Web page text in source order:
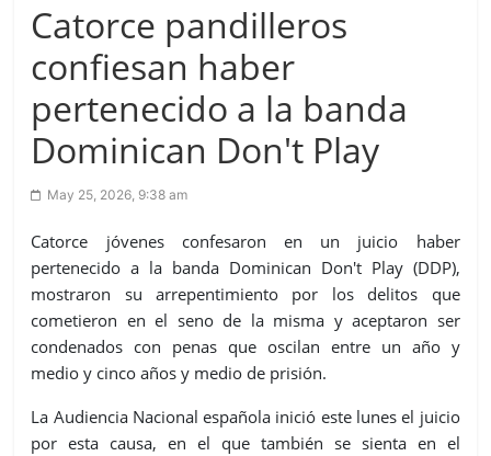
Catorce pandilleros
confiesan haber
pertenecido a la banda
Dominican Don't Play
May 25, 2026, 9:38 am
Catorce jóvenes confesaron en un juicio haber
pertenecido a la banda Dominican Don't Play (DDP),
mostraron su arrepentimiento por los delitos que
cometieron en el seno de la misma y aceptaron ser
condenados con penas que oscilan entre un año y
medio y cinco años y medio de prisión.
La Audiencia Nacional española inició este lunes el juicio
por esta causa, en el que también se sienta en el